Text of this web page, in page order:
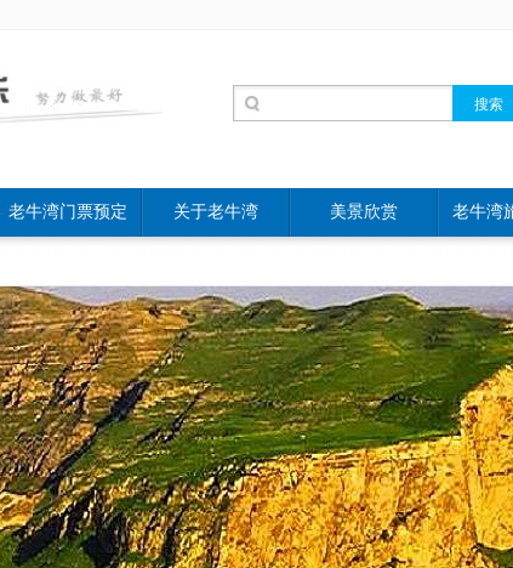
老牛湾门票预定 关于老牛湾 美景欣赏 老牛湾